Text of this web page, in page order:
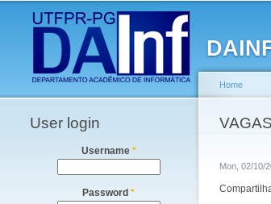
Main menu
User login
Username *
Password *
You
Home
Mon, 02/10/